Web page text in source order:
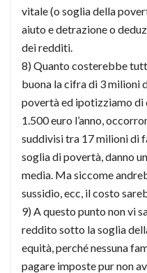
vitale (o soglia della
aiuto e detrazione o
dei redditi.
8) Quanto costerebbe
buona la cifra di 3 milioni
povertà ed ipotizziamo di
1.500 euro l’anno,
suddivisi tra 17 milioni di
soglia di povertà, danno
media. Ma siccome
sussidio, ecc, il costo
9) A questo punto non vi
reddito sotto la soglia
equità, perché nessuna
pagare imposte pur non